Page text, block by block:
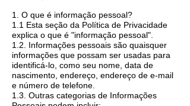
1. O que é informação pessoal?
1.1 Esta seção da Política de Privacidade
explica o que é "informação pessoal".
1.2. Informações pessoais são quaisquer
informações que possam ser usadas para
identificá-lo, como seu nome, data de
nascimento, endereço, endereço de e-mail
e número de telefone.
1.3. Outras categorias de Informações